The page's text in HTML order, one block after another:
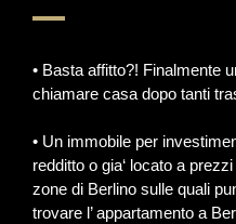
• Basta affitto?! Finalmente
chiamare casa dopo tanti
• Un immobile per
redditto o gia‘ locato a
zone di Berlino sulle quali
trovare l’ appartamento a